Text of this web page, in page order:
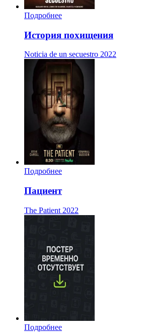
Подробнее
История похищения
Noticia de un secuestro 2022
Подробнее
Пациент
The Patient 2022
Подробнее